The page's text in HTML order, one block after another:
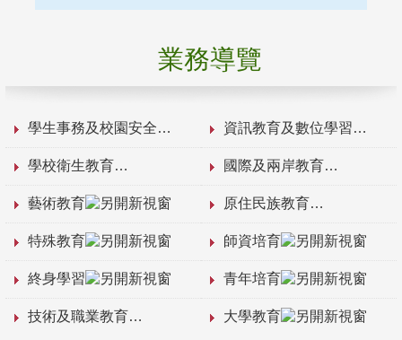
業務導覽
學生事務及校園安全 資訊教育及數位學習
學校衛生教育 國際及兩岸教育
藝術教育 原住民族教育
特殊教育 師資培育
終身學習 青年培育
技術及職業教育 大學教育